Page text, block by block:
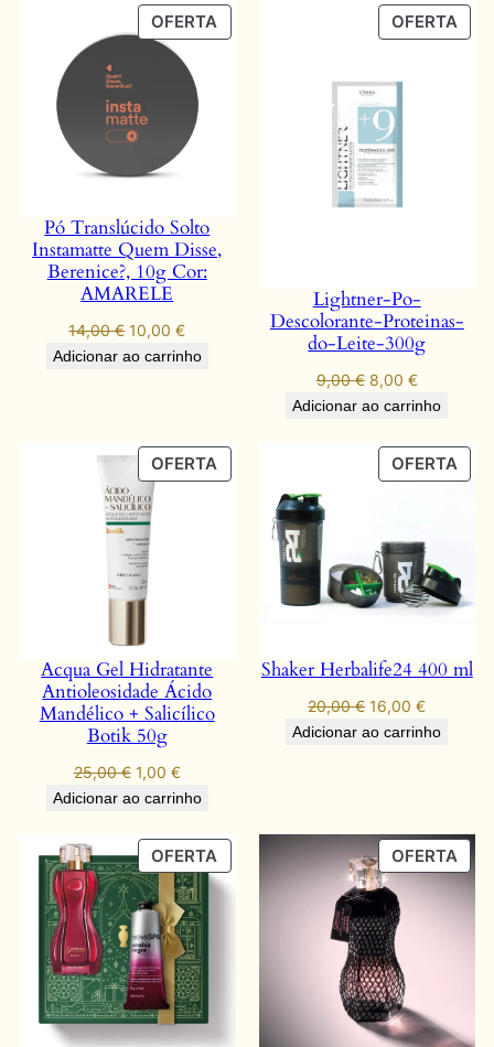
era:
20,00 €.
é:
19,00 €.
27,00 €.21,00 €.
OFERTA
EM
Pó Translúcido Solto
Instamatte Quem Disse,
Berenice?, 10g Cor:
AMARELE
14,00€ O
preço
10,00€O
preço
Adicionar ao carrinho
OFERTA
EM
Lightner-Po-
Descolorante-Proteinas-
do-Leite-300g
9,00€ O
preço
era:
9,00 €.
8,00 €O
preço
é:
8,00 €.
Adicionar ao carrinho
OFERTA
EM
PROMOÇÃO
Acqua Gel Hidratante
Antioleosidade Ácido
Mandélico + Salicílico
Botik 50g
25,00€ O
preço
era:
25,00 €.
1,00 €O
preço
é:
1,00 €.
Adicionar ao carrinho
OFERTA
EM
Shaker Herbalife24 400 ml
20,00€ O
preço
16,00€O
preço
Adicionar ao carrinho
OFERTA
EM
OFERTA
EM